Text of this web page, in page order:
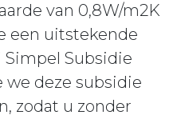
van 0,8W/m2K
een uitstekende
Subsidie
we deze subsidie
zodat u zonder